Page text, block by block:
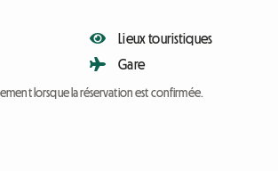
Lieux touristiques
Gare
lorsque la réservation est confirmée.